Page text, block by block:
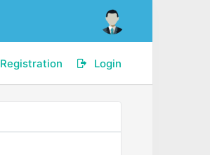
Login
Registration